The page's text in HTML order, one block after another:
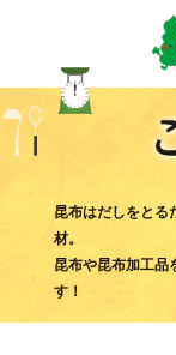
昆布はだしをとる
材。
昆布や昆布加工品
す！